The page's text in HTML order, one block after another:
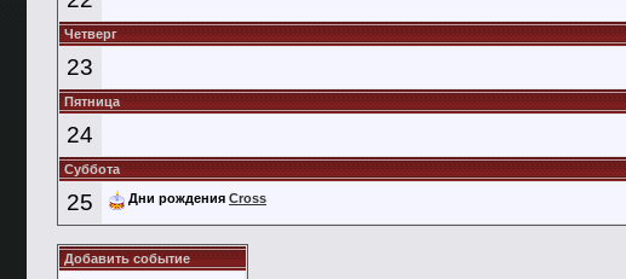
Четверг
23
Пятница
24
Суббота
25 Дни рождения Cross
Добавить событие